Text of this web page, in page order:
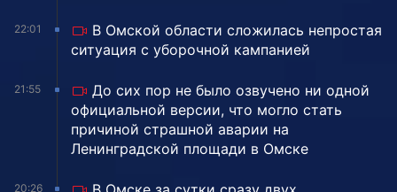
22:01
В Омской области сложилась непростая
ситуация с уборочной кампанией
21:55
До сих пор не было озвучено ни одной
официальной версии, что могло стать
причиной страшной аварии на
Ленинградской площади в Омске
20:26